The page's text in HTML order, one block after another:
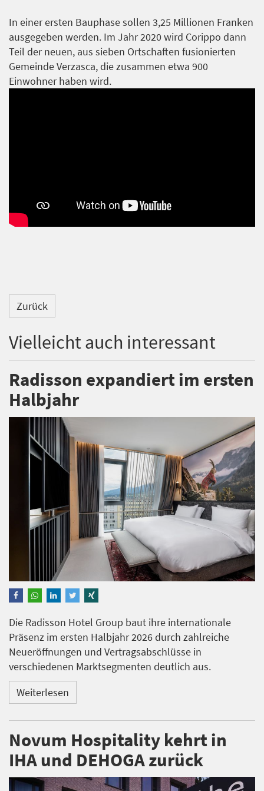
In einer ersten Bauphase sollen 3,25 Millionen Franken
ausgegeben werden. Im Jahr 2020 wird Corippo dann
Teil der neuen, aus sieben Ortschaften fusionierten
Gemeinde Verzasca, die zusammen etwa 900
Einwohner haben wird.
Zurück
Vielleicht auch interessant
Radisson expandiert im ersten
Halbjahr
Die Radisson Hotel Group baut ihre internationale
Präsenz im ersten Halbjahr 2026 durch zahlreiche
Neueröffnungen und Vertragsabschlüsse in
verschiedenen Marktsegmenten deutlich aus.
Weiterlesen
Novum Hospitality kehrt in
IHA und DEHOGA zurück